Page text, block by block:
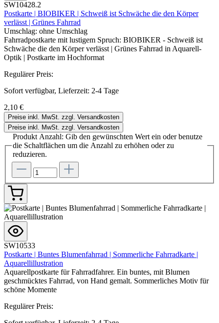
SW10428.2
Postkarte | BIOBIKER | Schweiß ist Schwäche die den Körper
verlässt | Grünes Fahrrad
Umschlag: ohne Umschlag
Fahrradpostkarte mit lustigem Spruch: BIOBIKER - Schweiß ist
Schwäche die den Körper verlässt | Grünes Fahrrad in Aquarell-
Optik | Postkarte im Hochformat
Regulärer Preis:
Sofort verfügbar, Lieferzeit: 2-4 Tage
2,10 €
Preise inkl. MwSt. zzgl. Versandkosten
Preise inkl. MwSt. zzgl. Versandkosten
Produkt Anzahl: Gib den gewünschten Wert ein oder benutze
die Schaltflächen um die Anzahl zu erhöhen oder zu
reduzieren.
SW10533
Postkarte | Buntes Blumenfahrrad | Sommerliche Fahrradkarte |
Aquarellillustration
Aquarellpostkarte für Fahrradfahrer. Ein buntes, mit Blumen
geschmücktes Fahrrad, von Hand gemalt. Sommerliches Motiv für
schöne Momente
Regulärer Preis: